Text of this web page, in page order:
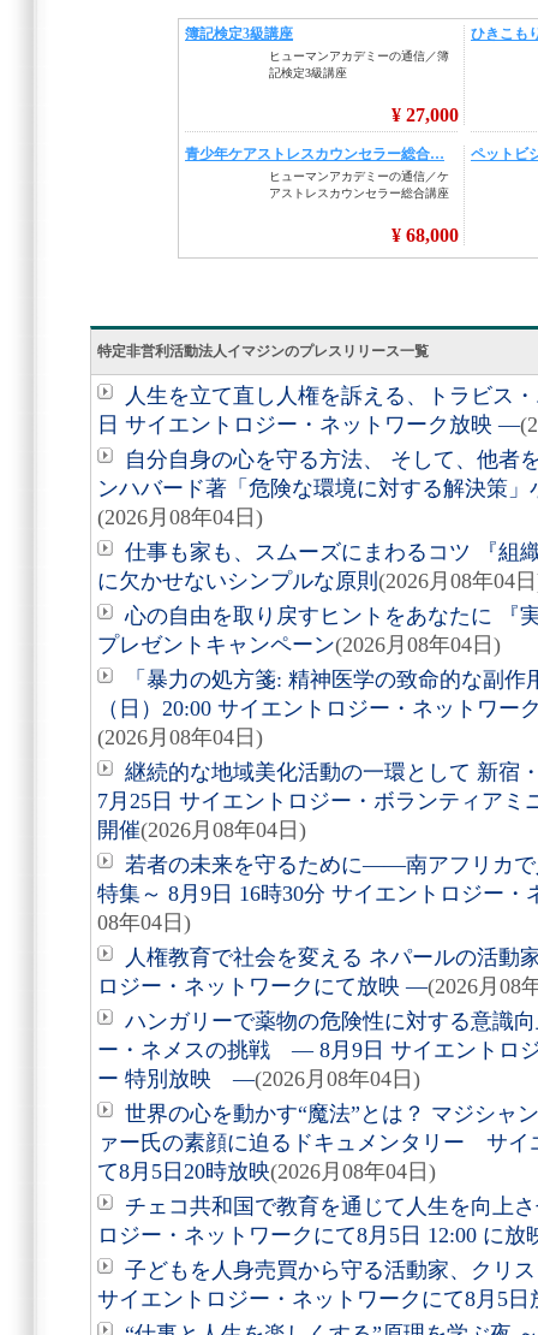
特定非営利活動法人イマジンのプレスリリース一覧
人生を立て直し人権を訴える、トラビス
日 サイエントロジー・ネットワーク放映 ―
自分自身の心を守る方法、 そして、他者
ンハバード著「危険な環境に対する解決策
(2026月08年04日)
仕事も家も、スムーズにまわるコツ 『
に欠かせないシンプルな原則 (2026月08年04
心の自由を取り戻すヒントをあなたに 『
プレゼントキャンペーン(2026月08年04日)
「暴力の処方箋: 精神医学の致命的な副
（日）20:00 サイエントロジー・ネットワー
(2026月08年04日)
継続的な地域美化活動の一環として 新宿
7月25日 サイエントロジー・ボランティアミ
開催(2026月08年04日)
若者の未来を守るために――南アフリカ
特集～ 8月9日 16時30分 サイエントロジー・
08年04日)
人権教育で社会を変える ネパールの活動
ロジー・ネットワークにて放映 ―(2026月08
ハンガリーで薬物の危険性に対する意識
ー・ネメスの挑戦 ― 8月9日 サイエントロ
ー 特別放映 ―(2026月08年04日)
世界の心を動かす“魔法”とは？ マジシャ
ァー氏の素顔に迫るドキュメンタリー サイ
て8月5日20時放映(2026月08年04日)
チェコ共和国で教育を通じて人生を向上
ロジー・ネットワークにて8月5日 12:00 に放
子どもを人身売買から守る活動家、クリ
サイエントロジー・ネットワークにて8月5